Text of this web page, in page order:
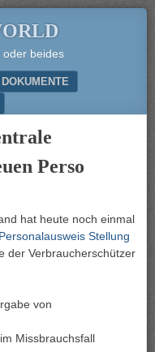
oder beides
DOKUMENTE
Perso
hat heute noch einmal
Stellung
der Verbraucherschützer
von
Missbrauchsfall